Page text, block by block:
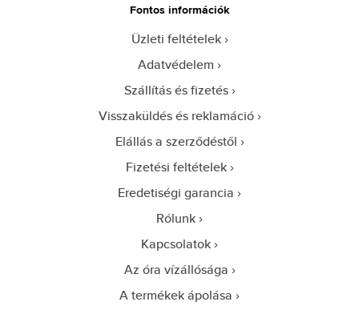
Fontos információk
Üzleti feltételek
Adatvédelem
Szállítás és fizetés
Visszaküldés és reklamáció
Elállás a szerződéstől
Fizetési feltételek
Eredetiségi garancia
Rólunk
Kapcsolatok
Az óra vízállósága
A termékek ápolása